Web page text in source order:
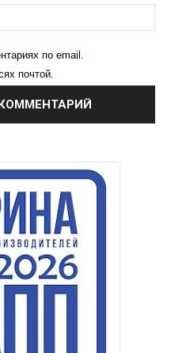
по email.
почтой.